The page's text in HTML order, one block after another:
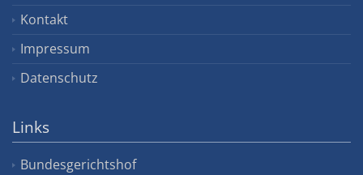
Kontakt
Impressum
Datenschutz
Links
Bundesgerichtshof